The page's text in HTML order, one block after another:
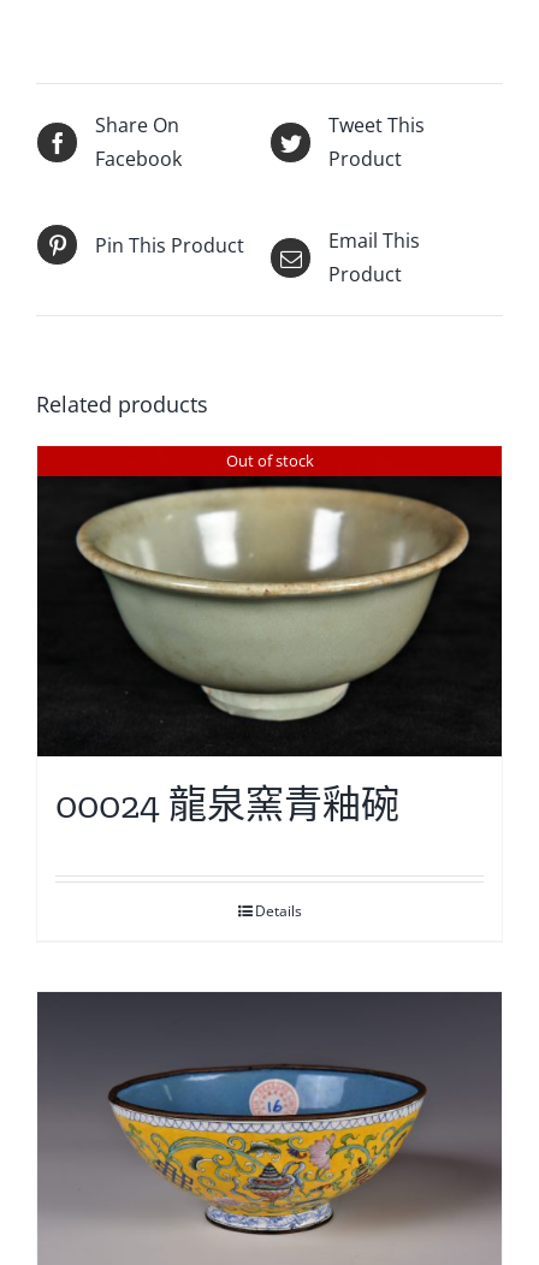
Share On
Facebook
Tweet This
Product
Pin This Product
Email This
Product
Related products
Out of stock
00024 龍泉窯青釉碗
Details